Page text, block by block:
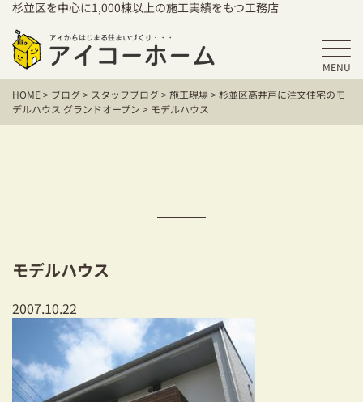
杉並区を中心に1,000棟以上の施工実績をもつ工務店
MENU
HOME
アイコーホームの家づくり
保証／アフターサポート
建て替えをお考えの方
耐震対策も安心の家づくり
HOME> ブログ> スタッフブログ>施工現場>杉並区高井戸に注文住宅のモ
デルハウス グランドオープン > モデルハウス
モデルハウス
2007.10.22